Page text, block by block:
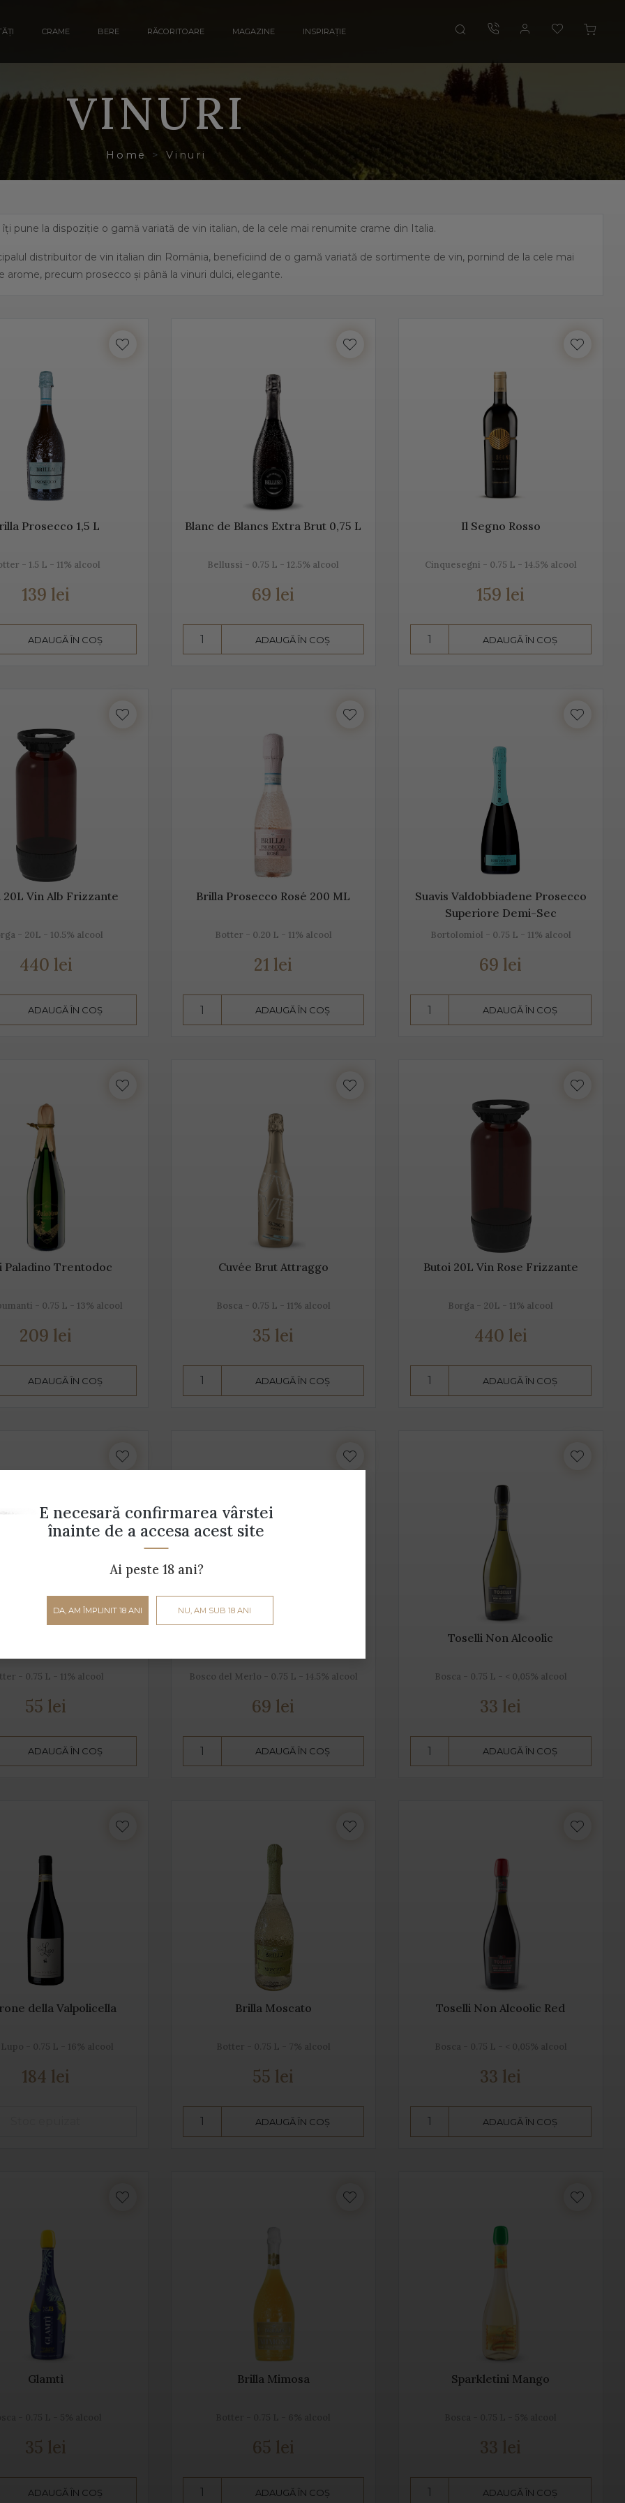
CRAME BERE RĂCORITOARE MAGAZINE INSPIRAȚIE
VINURI
Home Vinuri
îți pune la dispoziție o gamă variată de vin italian, de la cele mai renumite crame din Italia.
distribuitor de vin italian din România, beneficiind de o gamă variată de sortimente de vin, pornind de la cele mai
arome, precum prosecco și până la vinuri dulci, elegante.
un vin spumant rafinat, cunoscut în Italia dar și în întreaga lume. Vino Italia aduce Prosecco la tine acasă, chiar din
este fabricat și asta pentru că ne dorim să vă facem cunoștință cu tradiția, cu locul, cu gustul, dar mai ales cu
băuturi.
cel mai cunoscut vin spumant din Italia. E adesea comparat cu Champagne, însă ele diferă datorită modului de
mai mult decât „bule”, mai mult decât vin spumant, înseamnă aromă și gust deosebit, dar și un proces de
realizat din diferite sortimente de struguri, însă Glera este de departe cel mai cunoscut. Unii producători, mai
lângă Glera și alte soiuri de struguri, precum: Verdiso, Bianchetta Trevigiana, Perera, Glera lunga, Chardonnay, Pinot
Grigio sau Pinot Nero.
Prosecco provine de la locul de origine - satul Prosecco, situat foarte aproape de Trieste. Peste 50% din producția de
din acele locuri, mai exact din regiunile Conegliano și Valdobbiadene, acolo unde sunt peste 150 de producători.
s-au asociat într-un Consorțiu pentru a proteja acest vin spumant italian, cunoscut sub această denumire.
un vin cunoscut pentru prospețime, este un vin care nu fermentează după îmbuteliere și care se consumă de regulă,
care îl poate oferi între dulceața fructelor și aciditatea băuturii.
Prosecco 1,5 L
- 1.5 L - 11% alcool
139 lei
ADAUGĂ ÎN COȘ
Blanc de Blancs Extra Brut 0,75 L
Bellussi - 0.75 L - 12.5% alcool
69 lei
ADAUGĂ ÎN COȘ
Il Segno Rosso
Cinquesegni - 0.75 L - 14.5% alcool
159 lei
ADAUGĂ ÎN COȘ
20L Vin Alb Frizzante
- 20L - 10.5% alcool
440 lei
ADAUGĂ ÎN COȘ
Brilla Prosecco Rosé 200 ML
Botter - 0.20 L - 11% alcool
21 lei
ADAUGĂ ÎN COȘ
Suavis Valdobbiadene Prosecco
Superiore Demi-Sec
Bortolomiol - 0.75 L - 11% alcool
69 lei
ADAUGĂ ÎN COȘ
Paladino Trentodoc
- 0.75 L - 13% alcool
209 lei
ADAUGĂ ÎN COȘ
Cuvée Brut Attraggo
Bosca - 0.75 L - 11% alcool
35 lei
ADAUGĂ ÎN COȘ
Butoi 20L Vin Rose Frizzante
Borga - 20L - 11% alcool
440 lei
ADAUGĂ ÎN COȘ
- 0.75 L - 11% alcool
55 lei
ADAUGĂ ÎN COȘ
Bosco del Merlo - 0.75 L - 14.5% alcool
69 lei
ADAUGĂ ÎN COȘ
Toselli Non Alcoolic
Bosca - 0.75 L - < 0,05% alcool
33 lei
ADAUGĂ ÎN COȘ
della Valpolicella
Lupo - 0.75 L - 16% alcool
184 lei
Brilla Moscato
Botter - 0.75 L - 7% alcool
55 lei
ADAUGĂ ÎN COȘ
Toselli Non Alcoolic Red
Bosca - 0.75 L - < 0,05% alcool
33 lei
ADAUGĂ ÎN COȘ
Glamtì
35 lei
ADAUGĂ ÎN COȘ
Brilla Mimosa
65 lei
ADAUGĂ ÎN COȘ
Sparkletini Mango
33 lei
ADAUGĂ ÎN COȘ
E necesară confirmarea vârstei
înainte de a accesa acest site
Ai peste 18 ani?
DA, AM ÎMPLINIT 18 ANI NU, AM SUB 18 ANI